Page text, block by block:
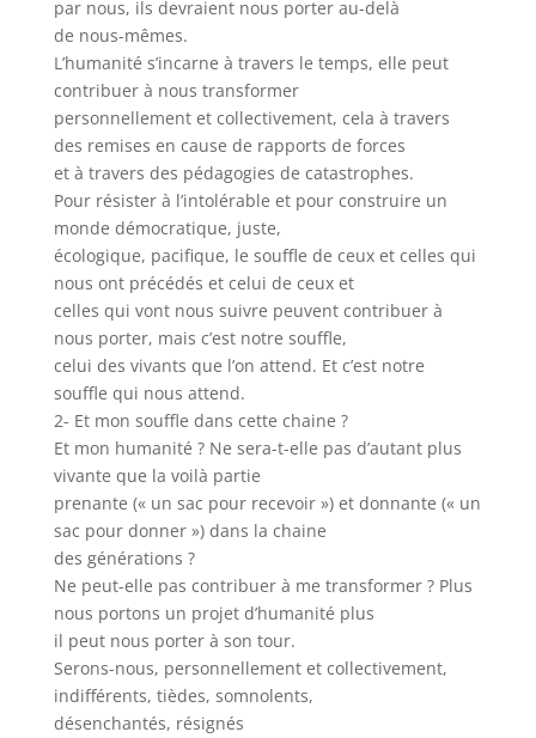
par nous, ils devraient nous porter au-delà
de nous-mêmes.
L’humanité s’incarne à travers le temps, elle peut
contribuer à nous transformer
personnellement et collectivement, cela à travers
des remises en cause de rapports de forces
et à travers des pédagogies de catastrophes.
Pour résister à l’intolérable et pour construire un
monde démocratique, juste,
écologique, pacifique, le souffle de ceux et celles qui
nous ont précédés et celui de ceux et
celles qui vont nous suivre peuvent contribuer à
nous porter, mais c’est notre souffle,
celui des vivants que l’on attend. Et c’est notre
souffle qui nous attend.
2- Et mon souffle dans cette chaine ?
Et mon humanité ? Ne sera-t-elle pas d’autant plus
vivante que la voilà partie
prenante (« un sac pour recevoir ») et donnante (« un
sac pour donner ») dans la chaine
des générations ?
Ne peut-elle pas contribuer à me transformer ? Plus
nous portons un projet d’humanité plus
il peut nous porter à son tour.
Serons-nous, personnellement et collectivement,
indifférents, tièdes, somnolents,
désenchantés, résignés